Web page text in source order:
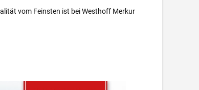
vom Feinsten ist bei Westhoff Merkur